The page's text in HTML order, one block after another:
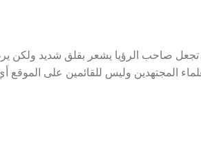
تجعل صاحب الرؤيا يشعر بقلق شديد ولكن
المجتهدين وليس للقائمين على الموقع